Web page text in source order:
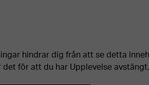
hindrar dig från att se detta
för att du har Upplevelse avstängt.